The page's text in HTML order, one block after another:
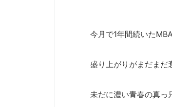
今月で1年間続いた
盛り上がりがまだまだ
未だに濃い青春の真っ